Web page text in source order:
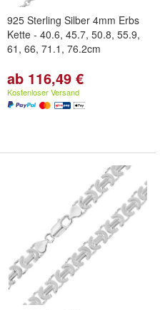
925 Sterling Silber 4mm Erbs
Kette - 40.6, 45.7, 50.8, 55.9,
61, 66, 71.1, 76.2cm
ab 116,49 €
Kostenloser Versand